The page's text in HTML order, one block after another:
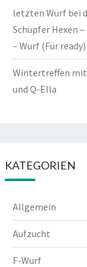
letzten Wurf bei
Schüpfer Hexen –
– Wurf (Für ready)
Wintertreffen mit
und Q-Ella
KATEGORIEN
Allgemein
Aufzucht
F-Wurf